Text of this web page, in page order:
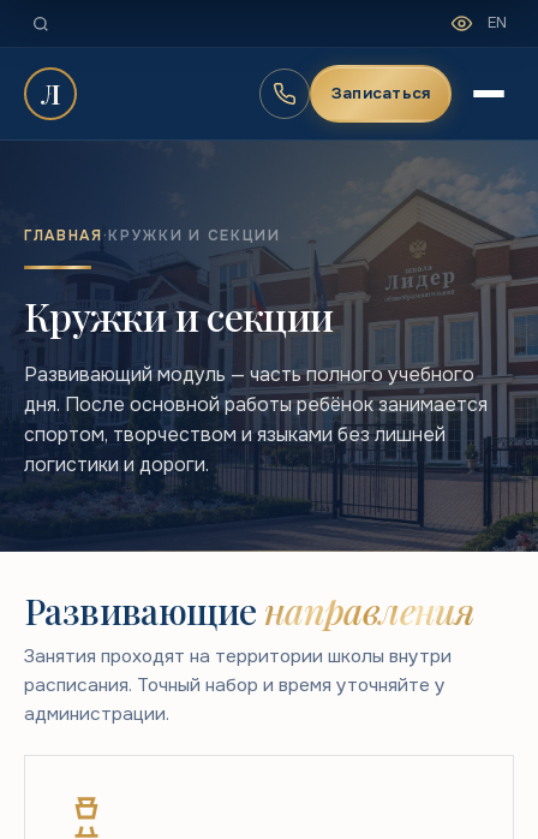
EN
Л Записаться
ГЛАВНАЯ·КРУЖКИ И СЕКЦИИ
Кружки и секции
Развивающий модуль — часть полного учебного
дня. После основной работы ребёнок занимается
спортом, творчеством и языками без лишней
логистики и дороги.
Развивающие направления
Занятия проходят на территории школы внутри
расписания. Точный набор и время уточняйте у
администрации.